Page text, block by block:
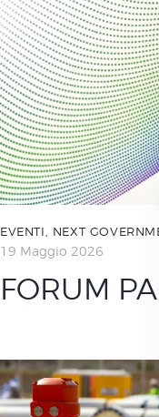
EVENTI NEXT
19 Maggio 2026
FORUM PA